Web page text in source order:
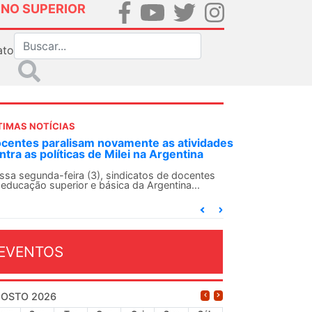
SUPERIOR
NOTÍCIAS
SN convoca docentes para Dia de
Internacionalista com Cuba em
de agosto
SN conclama suas seções sindicais e o